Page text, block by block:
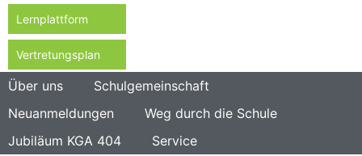
Lernplattform
Vertretungsplan
Über uns
Schulgemeinschaft
Neuanmeldungen
Weg durch die Schule
Jubiläum KGA 404
Service